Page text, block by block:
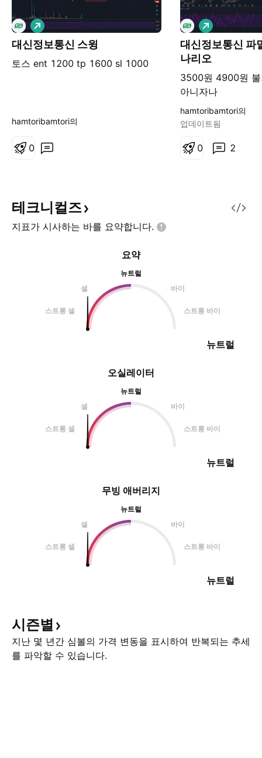
대신정보통신 스윙
토스 ent 1200 tp 1600 sl 1000
롱
hamtoribamtori의
0
대신정보통신 파
나리오
3500원 4900원
아니자나
롱
hamtoribamtori의
업데이트됨
2
0
테크니컬즈
지표가 시사하는 바를 요약합니다.
오실레이터
뉴트럴
셀
바이
스트롱 셀 스트롱 바이
뉴트럴
요약
뉴트럴
셀
바이
스트롱 셀 스트롱 바이
뉴트럴
무빙 애버리지
뉴트럴
셀
바이
스트롱 셀 스트롱 바이
뉴트럴
시즌별
지난 몇 년간 심볼의 가격 변동을 표시하여 반복되는 추세
를 파악할 수 있습니다.